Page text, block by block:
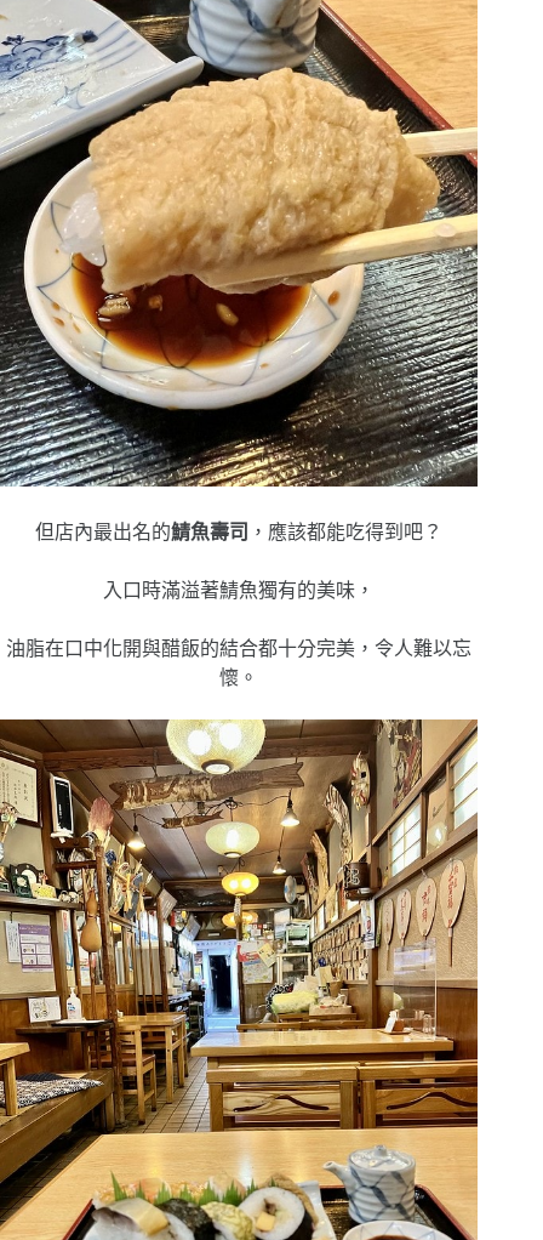
但店內最出名的鯖魚壽司 ，應該都能吃得到吧？
入口時滿溢著鯖魚獨有的美味，
油脂在口中化開與醋飯的結合都十分完美，令人難以忘
懷。